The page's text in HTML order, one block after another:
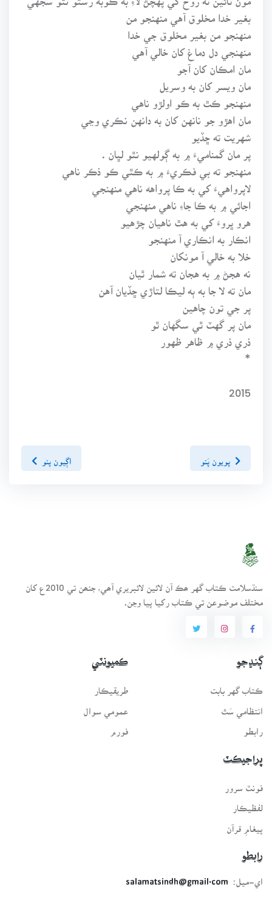
بغير خدا مخلوق آهي منهنجو من
منهنجو من بغير مخلوق جي خدا
منهنجي دل دماغ کان خالي آهي
مان امڪان کان آجو
مان ويسر کان به وسريل
منهنجو ڪٿ به ڪو اولڙو ناهي
مان اهڙو جو نانهن کان به دانهن نڪري وڃي
شهريت ته ڇڏيو
پر مان گمناميءَ ۾ به ڳولهيو نٿو لڀان .
منهنجو ته بي فڪريءَ ۾ به ڪٿي ڪو ذڪر ناهي
لاپرواهيءَ کي به ڪا پرواهه ناهي منهنجي
اجائي ۾ به ڪا جاءِ ناهي منهنجي
هرو ڀروءَ کي به هٿ ناهيان چڙهيو
انڪار به انڪاري آ منهنجو
خلا به خالي آ مونکان
نه هجڻ ۾ به هجان ته شمار ٿيان
مان ته لا جا به ٻه ليڪا لتاڙي ڇڏيان آهن
پر جي تون چاهين
مان پر گهٽ ٿي سگهان ٿو
ذري ذري ۾ ظاهر ظهور
*
2015
پويون پَنو اڳيون پنو
سنڌسلامت ڪتاب گهر ھڪ آن لائين لائبريري آھي، جنھن تي 2010ع کان
مختلف موضوعن تي ڪتاب رکيا پيا وڃن.
ڳنڍجو
ڪتاب گهر بابت
انتظامي سَٿ
رابطو
ڪميونٽي
طريقيڪار
عمومي سوال
فورم
پراجيڪٽ
لفظيڪار
پيغامِ قرآن
رابطو
اي-ميل:
salamatsindh@gmail.com